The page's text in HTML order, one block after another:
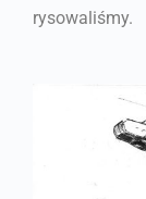
rysowaliśmy.